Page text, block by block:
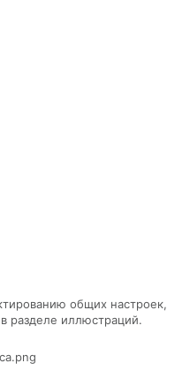
общих настроек,
разделе иллюстраций.